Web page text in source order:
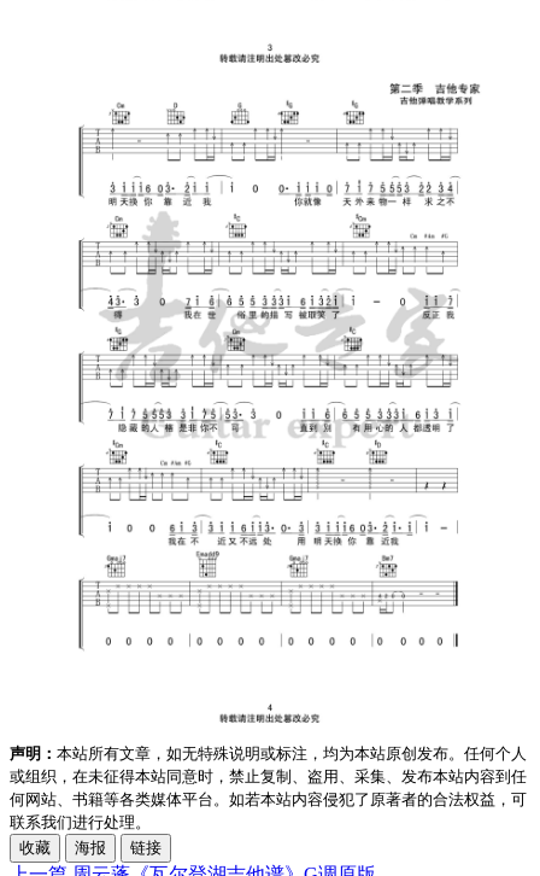
声明： 本站所有文章，如无特殊说明或标注，均为本站原创发布。任何个人
或组织，在未征得本站同意时，禁止复制、盗用、采集、发布本站内容到任
何网站、书籍等各类媒体平台。如若本站内容侵犯了原著者的合法权益，可
联系我们进行处理。
收藏
海报 链接